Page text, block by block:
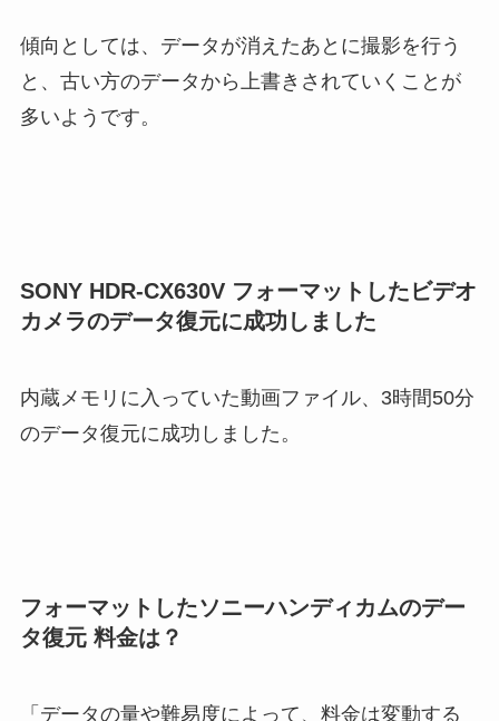
傾向としては、データが消えたあとに撮影を行う
と、古い方のデータから上書きされていくことが
多いようです。
SONY HDR-CX630V フォーマットしたビデオ
カメラのデータ復元に成功しました
内蔵メモリに入っていた動画ファイル、3時間50分
のデータ復元に成功しました。
フォーマットしたソニーハンディカムのデー
タ復元 料金は？
「データの量や難易度によって、料金は変動する